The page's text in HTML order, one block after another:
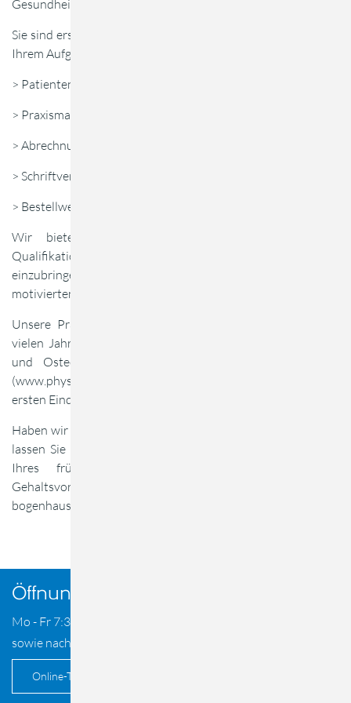
Gesundheitswesen.
Sie sind erster Ansprechpartner für unsere Patienten und zu
Ihrem Aufgabengebiet gehören u.a. folgende Tätigkeiten:
> Patiententerminierung
> Praxismanagement
> Abrechnungswesen
> Schriftverkehr
> Bestellwesen
Wir bieten Ihnen die Möglichkeit Ihre fachlichen
Qualifikationen in einer hervorragend organisierten Praxis
einzubringen und Teil eines sehr ambitionierten und
motivierten Teams zu werden.
Unsere Praxis liegt im Herzen von München und ist seit
vielen Jahren eine der besten Adressen für Physiotherapie
und Osteopathie in München. Auf unserer Webseite
(www.physiomed-bogenhausen) können Sie sich einen
ersten Eindruck verschaffen.
Haben wir Ihr Interesse geweckt? Dann zögern Sie nicht und
lassen Sie uns Ihre aussagekräftige Bewerbung mit Angabe
Ihres frühstmöglichen Eintrittstermins sowie Ihrer
Gehaltsvorstellung per Email (verwaltung@physiomed-
bogenhausen) zukommen.
Öffnungszeiten
Mo - Fr 7:30 - 21 Uhr
sowie nach Vereinbarung
Online-Termin